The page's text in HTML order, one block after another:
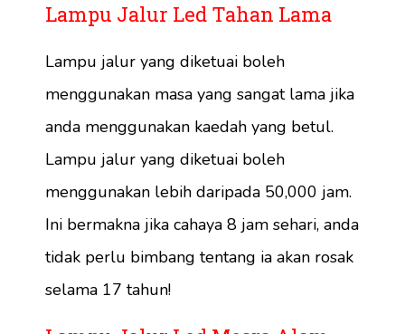
Lampu Jalur Led Tahan Lama
Lampu jalur yang diketuai boleh
menggunakan masa yang sangat lama jika
anda menggunakan kaedah yang betul.
Lampu jalur yang diketuai boleh
menggunakan lebih daripada 50,000 jam.
Ini bermakna jika cahaya 8 jam sehari, anda
tidak perlu bimbang tentang ia akan rosak
selama 17 tahun!